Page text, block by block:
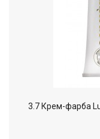
3.7 Крем-фарба